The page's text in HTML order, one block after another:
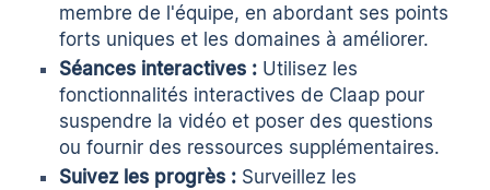
membre de l'équipe, en abordant ses points
forts uniques et les domaines à améliorer.
Séances interactives : Utilisez les
fonctionnalités interactives de Claap pour
suspendre la vidéo et poser des questions
ou fournir des ressources supplémentaires.
Suivez les progrès : Surveillez les